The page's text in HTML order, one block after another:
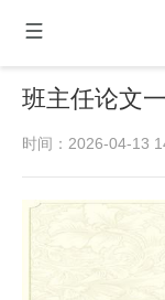
班主任论文
时间：2026-04-13